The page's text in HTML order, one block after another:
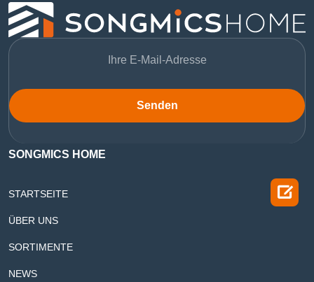
Senden
SONGMICS HOME
STARTSEITE
ÜBER UNS
SORTIMENTE
NEWS
